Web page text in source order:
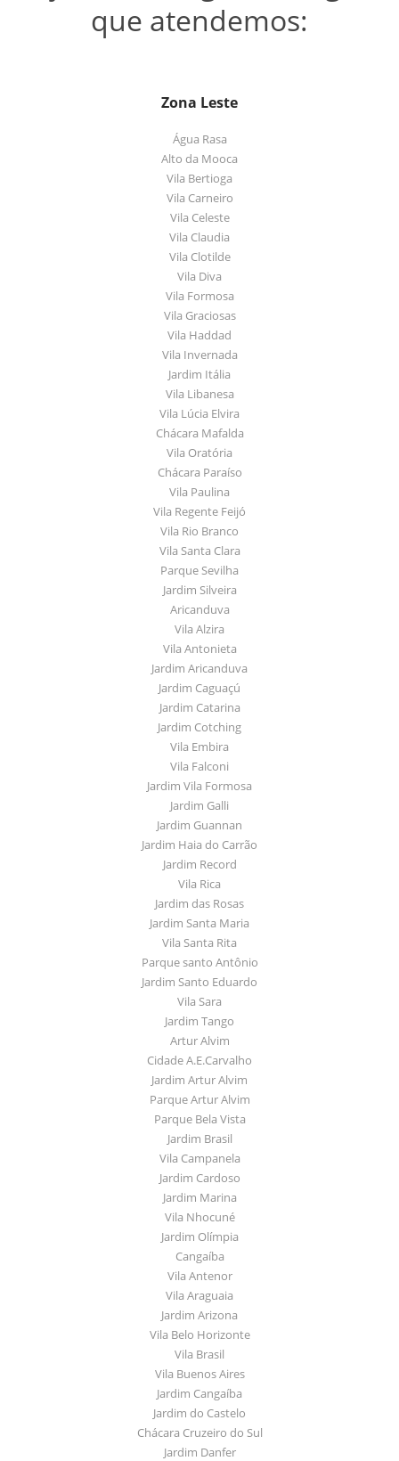
que atendemos:
Zona Leste
Água Rasa
Alto da Mooca
Vila Bertioga
Vila Carneiro
Vila Celeste
Vila Claudia
Vila Clotilde
Vila Diva
Vila Formosa
Vila Graciosas
Vila Haddad
Vila Invernada
Jardim Itália
Vila Libanesa
Vila Lúcia Elvira
Chácara Mafalda
Vila Oratória
Chácara Paraíso
Vila Paulina
Vila Regente Feijó
Vila Rio Branco
Vila Santa Clara
Parque Sevilha
Jardim Silveira
Aricanduva
Vila Alzira
Vila Antonieta
Jardim Aricanduva
Jardim Caguaçú
Jardim Catarina
Jardim Cotching
Vila Embira
Vila Falconi
Jardim Vila Formosa
Jardim Galli
Jardim Guannan
Jardim Haia do Carrão
Jardim Record
Vila Rica
Jardim das Rosas
Jardim Santa Maria
Vila Santa Rita
Parque santo Antônio
Jardim Santo Eduardo
Vila Sara
Jardim Tango
Artur Alvim
Cidade A.E.Carvalho
Jardim Artur Alvim
Parque Artur Alvim
Parque Bela Vista
Jardim Brasil
Vila Campanela
Jardim Cardoso
Jardim Marina
Vila Nhocuné
Jardim Olímpia
Cangaíba
Vila Antenor
Vila Araguaia
Jardim Arizona
Vila Belo Horizonte
Vila Brasil
Vila Buenos Aires
Jardim Cangaíba
Jardim do Castelo
Chácara Cruzeiro do Sul
Jardim Danfer